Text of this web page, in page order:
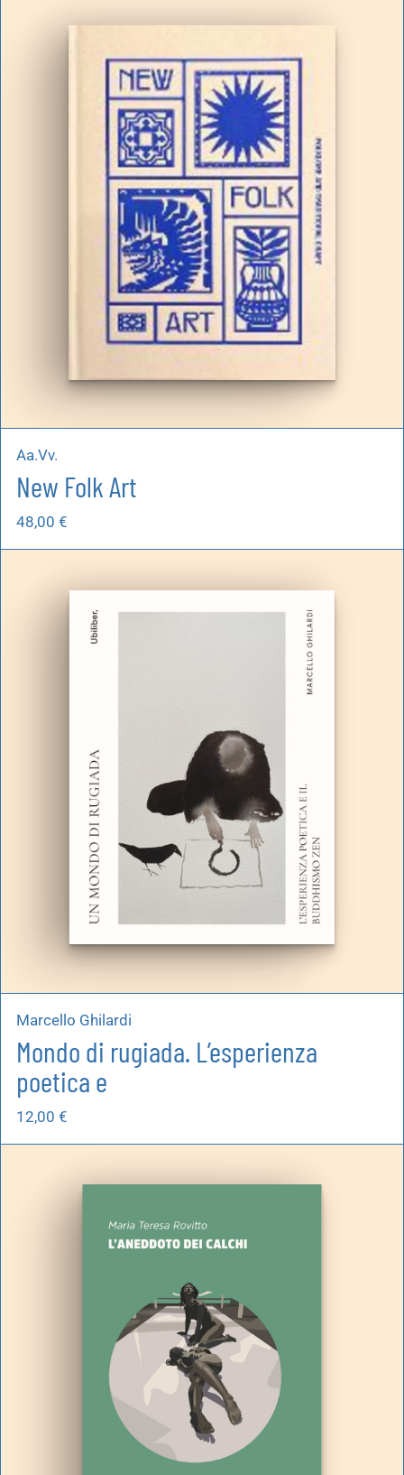
Aa.Vv.
New Folk Art
48,00 €
Marcello Ghilardi
Mondo di rugiada. L’esperienza
poetica e
12,00 €